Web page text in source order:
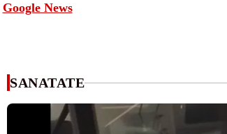
Google News
SANATATE